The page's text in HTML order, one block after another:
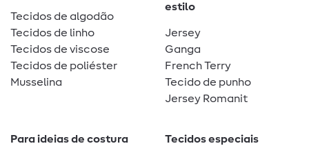
Tecidos de algodão
Tecidos de linho
Tecidos de viscose
Tecidos de poliéster
Musselina
estilo
Jersey
Ganga
French Terry
Tecido de punho
Jersey Romanit
Para ideias de costura
Tecidos especiais